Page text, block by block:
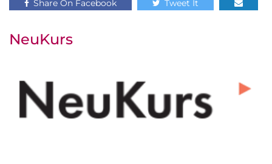
Share On Facebook Tweet It
NeuKurs